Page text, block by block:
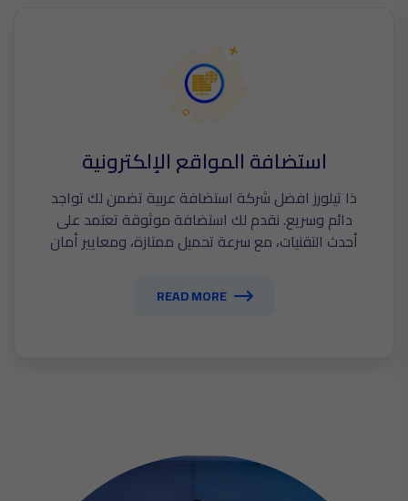
استضافة المواقع الإلكترونية
ذا تيلورز افضل شركة استضافة عربية تضمن لك تواجد
دائم وسريع. نقدم لك استضافة موثوقة تعتمد على
أحدث التقنيات، مع سرعة تحميل ممتازة، ومعايير أمان
READ MORE